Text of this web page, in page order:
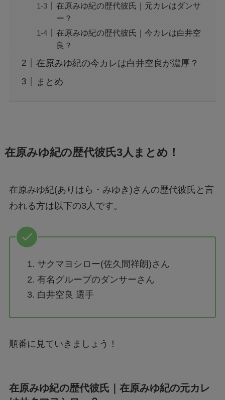
在原みゆ紀の歴代彼氏｜元カレはダンサ
ー？
在原みゆ紀の歴代彼氏｜今カレは白井空
良？
在原みゆ紀の今カレは白井空良が濃厚？
まとめ
在原みゆ紀の歴代彼氏3人まとめ！
在原みゆ紀(ありはら・みゆき)さんの歴代彼氏と言
われる方は以下の3人です。
サクマヨシロー(佐久間祥朗)さん
有名グループのダンサーさん
白井空良 選手
順番に見ていきましょう！
在原みゆ紀の歴代彼氏｜在原みゆ紀の元カレ